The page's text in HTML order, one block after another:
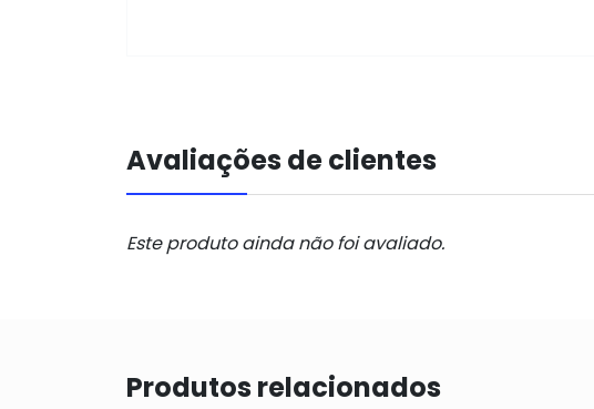
Avaliações de clientes
Este produto ainda não foi avaliado.
Produtos relacionados